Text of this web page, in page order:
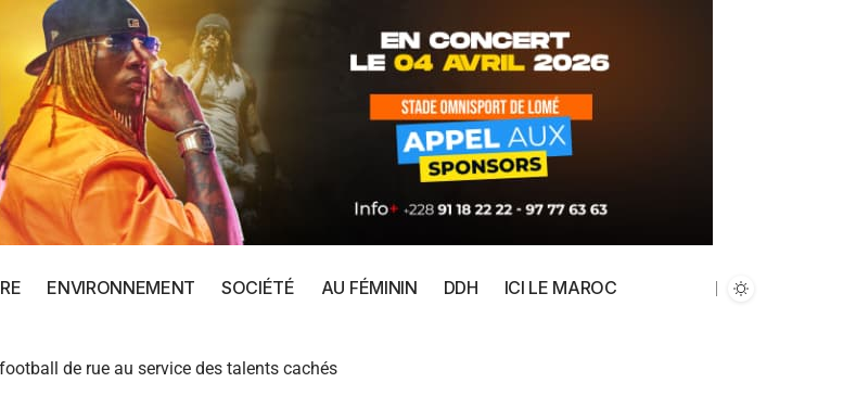
ENVIRONNEMENT SOCIÉTÉ AU FÉMININ DDH ICI LE MAROC
de rue au service des talents cachés